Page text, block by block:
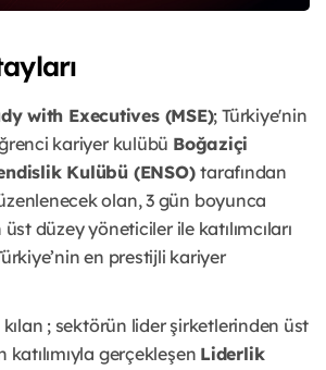
with Executives (MSE); Türkiye'nin
kariyer kulübü Boğaziçi
Kulübü (ENSO)tarafından
olan, 3 gün boyunca
düzey yöneticiler ile katılımcıları
en prestijli kariyer
kılan ; sektörün lider şirketlerinden üst
gerçekleşen Liderlik